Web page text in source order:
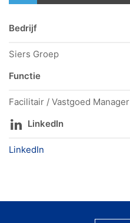
Bedrijf
Siers Groep
Functie
Facilitair / Vastgoed Manager
LinkedIn
LinkedIn